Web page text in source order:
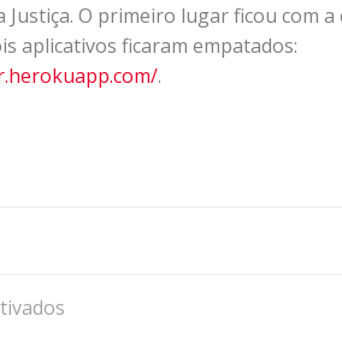
O primeiro lugar ficou com a
aplicativos ficaram empatados:
herokuapp.com/.